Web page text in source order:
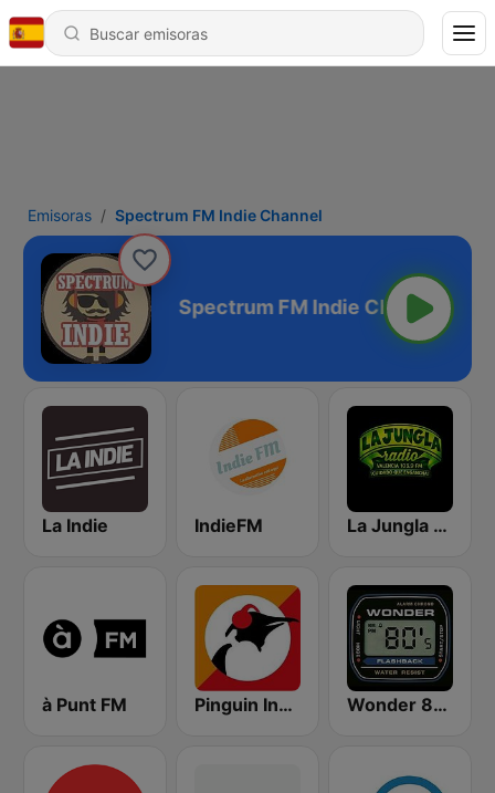
Emisoras Spectrum FM Indie Channel
Channel
La Indie IndieFM La Jungla Radio Valencia
à Punt FM Pinguin Indie Wonder 80's